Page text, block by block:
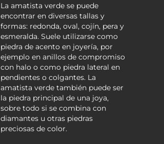
La amatista verde se puede
encontrar en diversas tallas y
formas: redonda, oval, cojín, pera y
esmeralda. Suele utilizarse como
piedra de acento en joyería, por
ejemplo en anillos de compromiso
con halo o como piedra lateral en
pendientes o colgantes. La
amatista verde también puede ser
la piedra principal de una joya,
sobre todo si se combina con
diamantes u otras piedras
preciosas de color.